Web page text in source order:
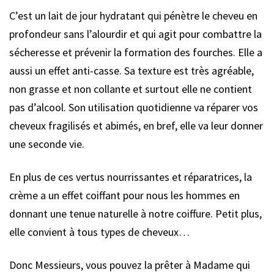
C’est un lait de jour hydratant qui pénètre le cheveu en
profondeur sans l’alourdir et qui agit pour combattre la
sécheresse et prévenir la formation des fourches. Elle a
aussi un effet anti-casse. Sa texture est très agréable,
non grasse et non collante et surtout elle ne contient
pas d’alcool. Son utilisation quotidienne va réparer vos
cheveux fragilisés et abimés, en bref, elle va leur donner
une seconde vie.
En plus de ces vertus nourrissantes et réparatrices, la
crème a un effet coiffant pour nous les hommes en
donnant une tenue naturelle à notre coiffure. Petit plus,
elle convient à tous types de cheveux…
Donc Messieurs, vous pouvez la prêter à Madame qui